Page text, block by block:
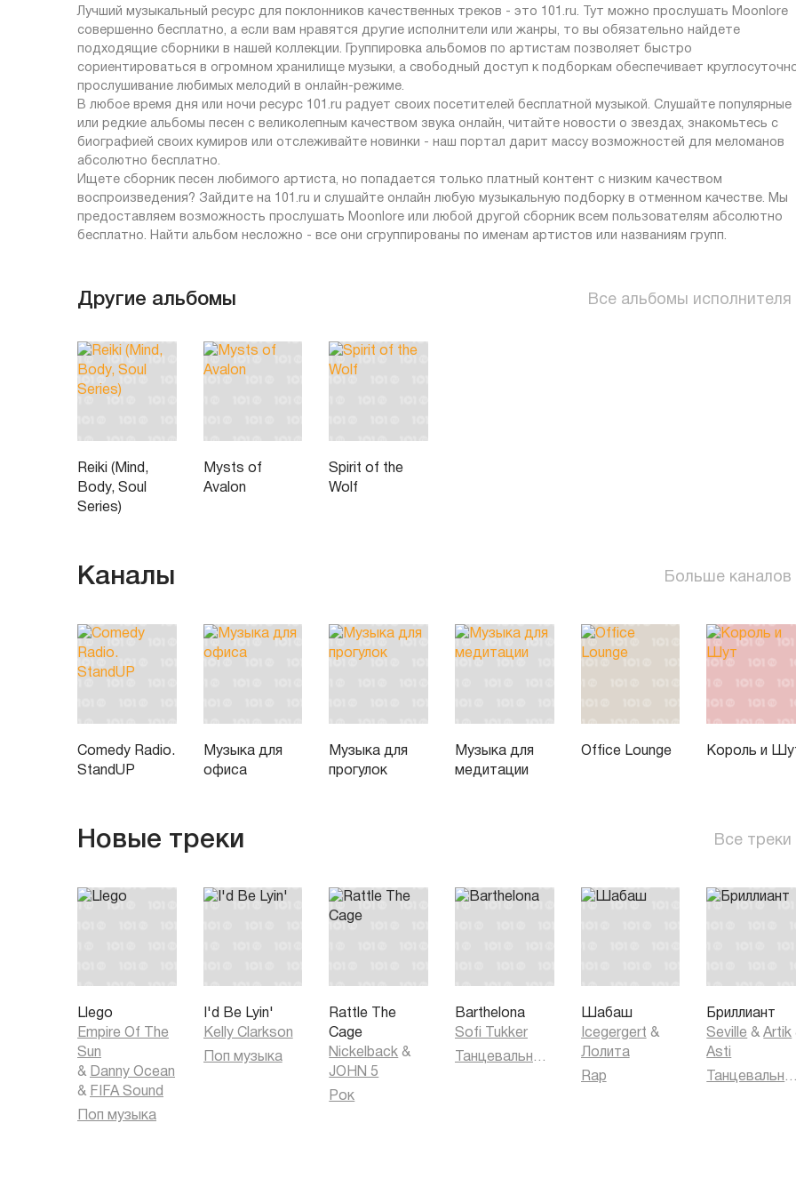
Лучший музыкальный ресурс для поклонников качественных треков - это 101.ru. Тут можно прослушать Moonlore
совершенно бесплатно, а если вам нравятся другие исполнители или жанры, то вы обязательно найдете
подходящие сборники в нашей коллекции. Группировка альбомов по артистам позволяет быстро
сориентироваться в огромном хранилище музыки, а свободный доступ к подборкам обеспечивает
прослушивание любимых мелодий в онлайн-режиме.
В любое время дня или ночи ресурс 101.ru радует своих посетителей бесплатной музыкой. Слушайте популярные
или редкие альбомы песен с великолепным качеством звука онлайн, читайте новости о звездах, знакомьтесь с
биографией своих кумиров или отслеживайте новинки - наш портал дарит массу возможностей для меломанов
абсолютно бесплатно.
Ищете сборник песен любимого артиста, но попадается только платный контент с низким качеством
воспроизведения? Зайдите на 101.ru и слушайте онлайн любую музыкальную подборку в отменном качестве. Мы
предоставляем возможность прослушать Moonlore или любой другой сборник всем пользователям абсолютно
бесплатно. Найти альбом несложно - все они сгруппированы по именам артистов или названиям групп.
Другие альбомы Все альбомы исполнителя
Reiki (Mind,
Body, Soul
Series)
Mysts of
Avalon
Spirit of the
Wolf
Каналы Больше каналов
Comedy Radio.
StandUP
Музыка для
офиса
Музыка для
прогулок
Музыка для
медитации
Office Lounge Король и
Новые треки Все треки
Llego
Empire Of The
Sun
& Danny Ocean
& FIFA Sound
Поп музыка
I'd Be Lyin'
Kelly Clarkson
Поп музыка
Rattle The
Cage
Nickelback &
JOHN 5
Рок
Barthelona
Sofi Tukker
Танцевальная музыка
Шабаш
Icegergert &
Лолита
Rap
Бриллиант
Seville &Artik
Asti
Танцевальная